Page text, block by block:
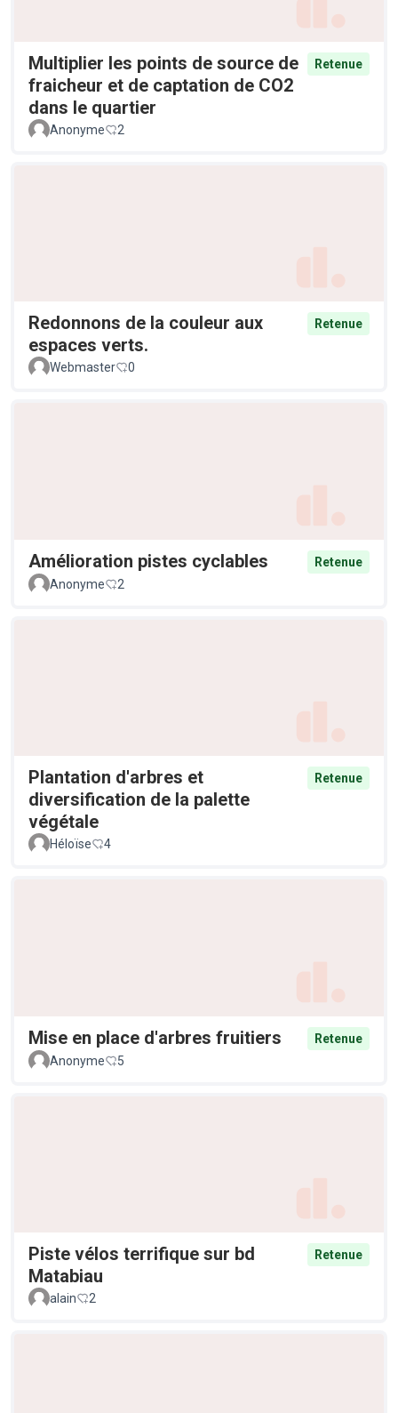
Multiplier les points de source de
fraicheur et de captation de CO2
dans le quartier
Retenue
Anonyme 2
Redonnons de la couleur aux
espaces verts.
Retenue
Webmaster 0
Amélioration pistes cyclables
Retenue
Anonyme
2
Plantation d'arbres et
diversification de la palette
végétale
Retenue
Héloïse 4
Mise en place d'arbres fruitiers
Retenue
Anonyme
5
Piste vélos terrifique sur bd
Matabiau
Retenue
alain 2